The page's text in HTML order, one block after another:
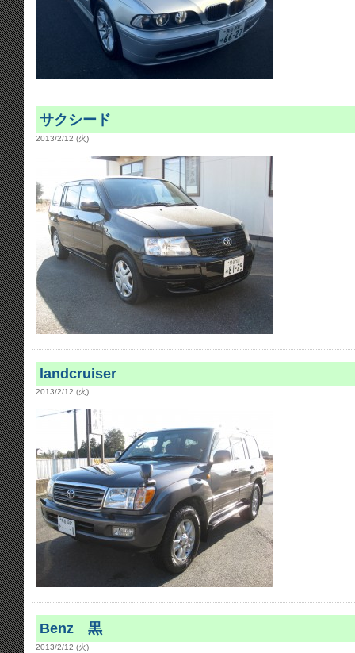
サクシード
2013/2/12 (火)
landcruiser
2013/2/12 (火)
Benz 黒
2013/2/12 (火)